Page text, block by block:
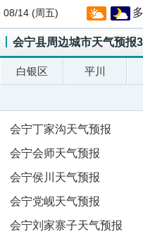
08/14 (周五)
会宁县周边城市天气预报
白银区 平川
会宁丁家沟天气预报
会宁会师天气预报
会宁侯川天气预报
会宁党岘天气预报
会宁刘家寨子天气预报